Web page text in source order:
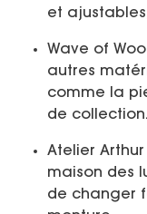
et
Wave of
autres
comme la
de collection.
Atelier
maison des
de changer